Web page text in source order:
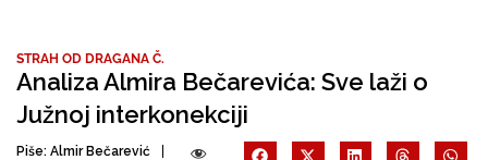
STRAH OD DRAGANA Č.
Analiza Almira Bečarevića: Sve laži o
Južnoj interkonekciji
Piše: Almir Bečarević